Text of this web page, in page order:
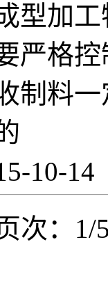
型加
严格
制料
10-
次：1/